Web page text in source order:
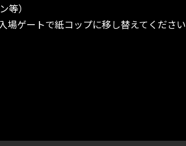
等）
場ゲートで紙コップに移し替えてください